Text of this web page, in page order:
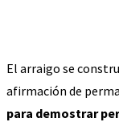
El arraigo se
afirmación de
para demostrar